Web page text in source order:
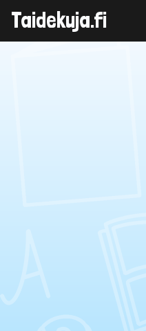
Skip
Taidekuja.fi